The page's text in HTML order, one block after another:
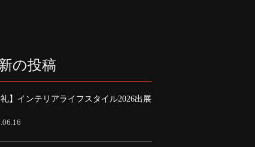
の投稿
礼】インテリアライフスタイル2026出展